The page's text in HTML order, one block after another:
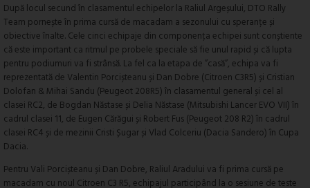
După locul secund în clasamentul echipelor la Raliul Argeșului, DTO Rally
Team pornește în prima cursă de macadam a sezonului cu speranțe și
obiective înalte. Cele cinci echipaje din componența echipei sunt conștiente
că este important ca ritmul pe probele speciale să fie unul rapid și că lupta
pentru podiumuri va fi strânsă. La fel ca la etapa de ”casă”, echipa va fi
reprezentată de Valentin Porcișteanu și Dan Dobre (Citroen C3R5) și Cristian
Dolofan & Mihai Sandu (Peugeot 208R5) în clasamentul general și cel al
clasei RC2, de Bogdan Năstase și Delia Năstase (Mitsubishi Lancer EVO VII) în
cadrul clasei 11, de Eugen Cărăgui și Robert Fus (Peugeot 208 R2) în cadrul
clasei RC4 și de mezinii Cristi Șugar și Vlad Colceriu (Dacia Sandero) în Cupa
Dacia.
Pentru Vali Porcișteanu și Dan Dobre, Raliul Aradului va fi prima cursă pe
macadam cu noul Citroen C3 R5, echipajul participând la o sesiune de teste